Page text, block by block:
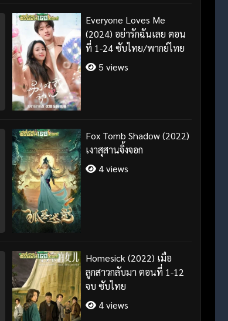
Everyone Loves Me
(2024) อย่ารักฉันเลย ตอน
ที่ 1-24 ซับไทย/พากย์ไทย
5 views
Fox Tomb Shadow (2022)
เงาสุสานจิ้งจอก
4 views
Homesick (2022) เมื่อ
ลูกสาวกลับมา ตอนที่ 1-12
จบ ซับไทย
4 views